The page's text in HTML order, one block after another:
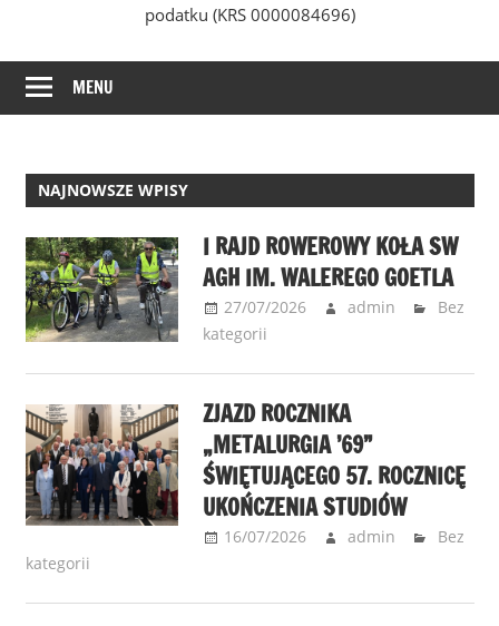
podatku (KRS 0000084696)
MENU
NAJNOWSZE WPISY
I RAJD ROWEROWY KOŁA SW
AGH IM. WALEREGO GOETLA
27/07/2026 admin
Bez
kategorii
ZJAZD ROCZNIKA
„METALURGIA ’69”
ŚWIĘTUJĄCEGO 57. ROCZNICĘ
UKOŃCZENIA STUDIÓW
16/07/2026 admin
Bez
kategorii